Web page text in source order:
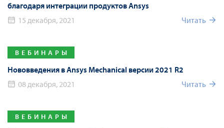
благодаря интеграции продуктов Ansys
15 декабря, 2021
Читать
ВЕБИНАРЫ
Нововведения в Ansys Mechanical версии 2021 R2
08 декабря, 2021
Читать
ВЕБИНАРЫ